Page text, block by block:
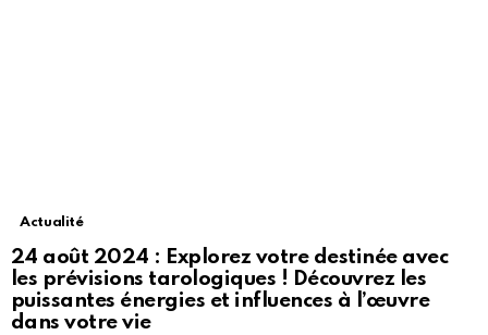
Actualité
24 août 2024 : Explorez votre destinée avec
les prévisions tarologiques ! Découvrez les
puissantes énergies et influences à l’œuvre
dans votre vie